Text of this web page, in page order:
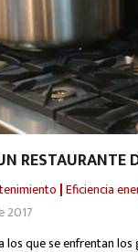
RESTAURANTE
|Eficiencia
2017
los que se enfrentan